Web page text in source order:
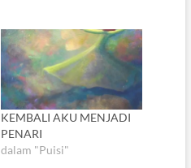
KEMBALI AKU MENJADI
PENARI
dalam "Puisi"